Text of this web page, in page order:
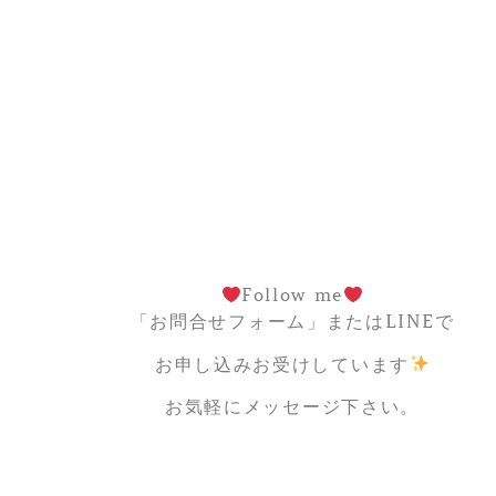
Follow me
「お問合せフォーム」またはLINEで
お申し込みお受けしています
お気軽にメッセージ下さい。